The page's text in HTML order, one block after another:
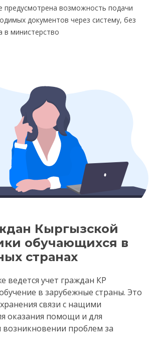
предусмотрена возможность подачи
документов через систему, без
в министерство
Кыргызской
обучающихся в
странах
ведется учет граждан КР
в зарубежные страны. Это
связи с нащими
оказания помощи и для
возникновении проблем за